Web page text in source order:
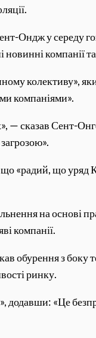
Ондж у середу
новинні
колективу»,
компаніями».
— сказав Сент-
«радий, що уряд
на основі
компанії.
з боку
ринку.
додавши: «Це